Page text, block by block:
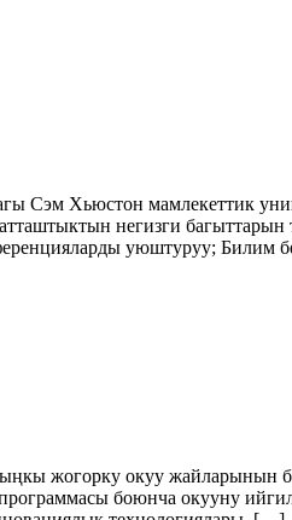
Хьюстон мамлекеттик
негизги багыттарын
уюштуруу; Билим
жогорку окуу жайларынын
боюнча окууну